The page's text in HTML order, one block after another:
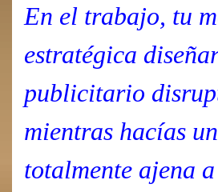
En el trabajo, tu
estratégica
publicitario
mientras hacías
totalmente ajena